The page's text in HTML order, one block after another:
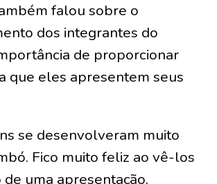
falou sobre o
dos integrantes do
de proporcionar
que eles apresentem seus
se desenvolveram muito
Fico muito feliz ao vê-los
uma apresentação,